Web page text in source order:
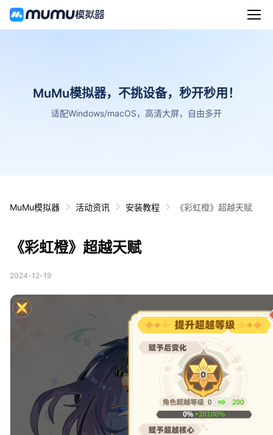
MuMu模拟器，不挑设备，秒开秒用！
适配Windows/macOS，高清大屏，自由多开
MuMu模拟器 活动资讯 安装教程 《彩虹橙》超越天赋
《彩虹橙》超越天赋
2024-12-19